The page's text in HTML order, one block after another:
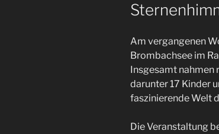
Am vergangenen
Brombachsee im
Insgesamt nahmen
darunter 17 Kinder
faszinierende Welt
Die Veranstaltung